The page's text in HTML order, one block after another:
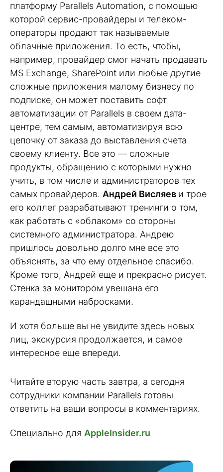
платформу Parallels Automation, с помощью
которой сервис-провайдеры и телеком-
операторы продают так называемые
облачные приложения. То есть, чтобы,
например, провайдер смог начать продавать
MS Exchange, SharePoint или любые другие
сложные приложения малому бизнесу по
подписке, он может поставить софт
автоматизации от Parallels в своем дата-
центре, тем самым, автоматизируя всю
цепочку от заказа до выставления счета
своему клиенту. Все это — сложные
продукты, обращению с которыми нужно
учить, в том числе и администраторов тех
самых провайдеров. Андрей Висляев и трое
его коллег разрабатывают тренинги о том,
как работать с «облаком» со стороны
системного администратора. Андрею
пришлось довольно долго мне все это
объяснять, за что ему отдельное спасибо.
Кроме того, Андрей еще и прекрасно рисует.
Стенка за монитором увешана его
карандашными набросками.
И хотя больше вы не увидите здесь новых
лиц, экскурсия продолжается, и самое
интересное еще впереди.
Читайте вторую часть завтра, а сегодня
сотрудники компании Parallels готовы
ответить на ваши вопросы в комментариях.
Специально для AppleInsider.ru